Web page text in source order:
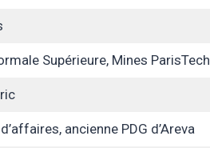
Supérieure, Mines ParisTech
ancienne PDG d’Areva